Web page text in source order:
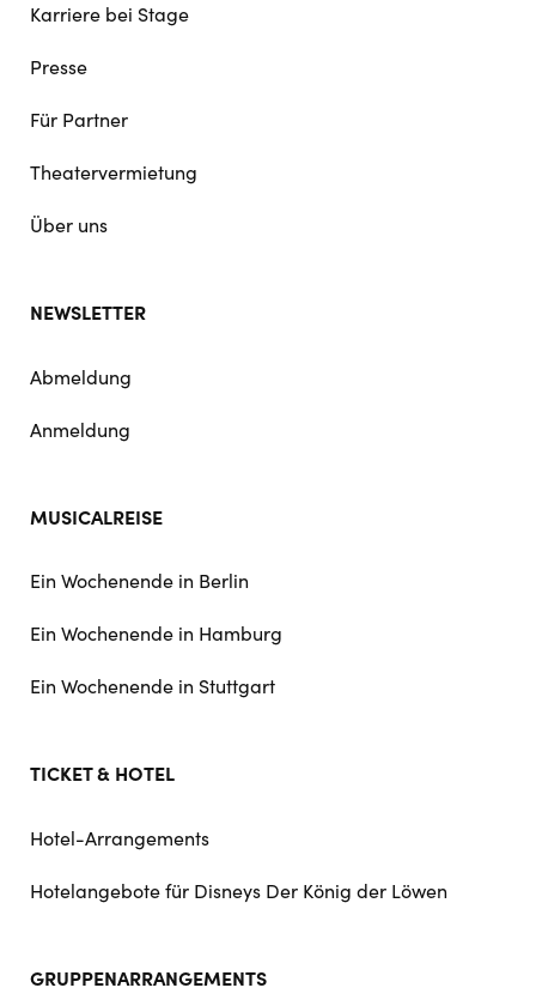
Karriere bei Stage
Presse
Für Partner
Theatervermietung
Über uns
NEWSLETTER
Abmeldung
Anmeldung
MUSICALREISE
Ein Wochenende in Berlin
Ein Wochenende in Hamburg
Ein Wochenende in Stuttgart
TICKET & HOTEL
Hotel-Arrangements
Hotelangebote für Disneys Der König der Löwen
GRUPPENARRANGEMENTS